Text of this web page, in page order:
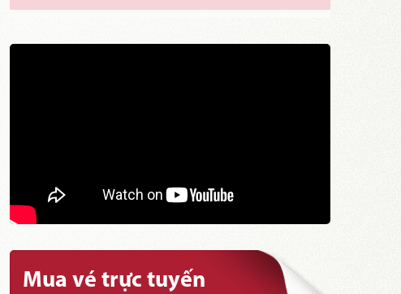
Mua vé trực tuyến